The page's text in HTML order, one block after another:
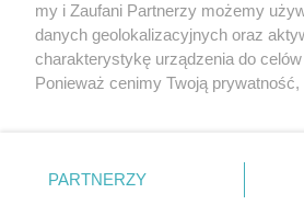
Nasze serwisy
Aktualności
Tcz24
Historia miasta
my i Zaufani Partnerzy możemy
danych geolokalizacyjnych oraz
charakterystykę urządzenia do
Ponieważ cenimy Twoją
znajdujący się w lewym dolnym
PARTNERZY